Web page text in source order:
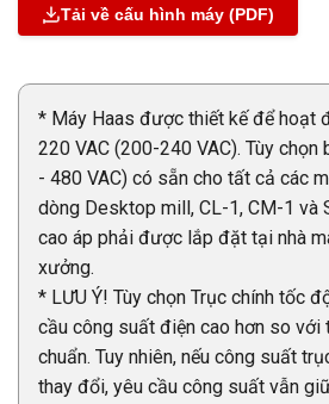
Tải về cấu hình máy (PDF)
* Máy Haas được thiết kế để hoạt
220 VAC (200-240 VAC). Tùy chọn
- 480 VAC) có sẵn cho tất cả các
dòng Desktop mill, CL-1, CM-1 và
cao áp phải được lắp đặt tại nhà
xưởng.
* LƯU Ý! Tùy chọn Trục chính tốc
cầu công suất điện cao hơn so với
chuẩn. Tuy nhiên, nếu công suất
thay đổi, yêu cầu công suất vẫn